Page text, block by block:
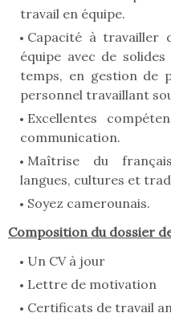
travail en équipe.
Capacité à travailler
équipe avec de
temps, en gestion de
personnel travaillant
Excellentes
communication.
Maîtrise du
langues, cultures et
Soyez camerounais.
Composition du dossier
Un CV à jour
Lettre de motivation
Certificats de travail